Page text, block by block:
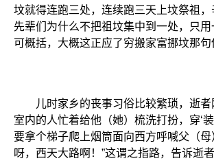
坟就得连跑三处，连续跑三天上坟祭祖，
先辈们为什么不把祖坟集中到一处，只用
可概括，大概这正应了穷搬家富挪坟那句
儿时家乡的丧事习俗比较繁琐，逝者
室内的人忙着给他（她）梳洗打扮，穿‘
要拿个梯子爬上烟筒面向西方呼喊父（母
呀，西天大路啊！”这谓之指路，告诉逝